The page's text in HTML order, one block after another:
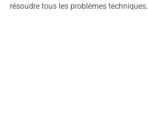
résoudre tous les problèmes techniques.